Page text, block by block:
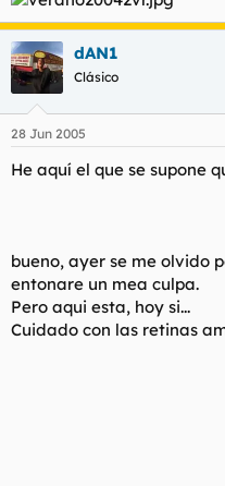
dAN1
Clásico
28 Jun 2005
He aquí el que se supone
bueno, ayer se me olvido
entonare un mea culpa.
Pero aqui esta, hoy si...
Cuidado con las retinas